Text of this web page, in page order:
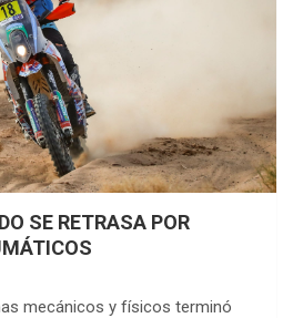
SE RETRASA POR
mecánicos y físicos terminó